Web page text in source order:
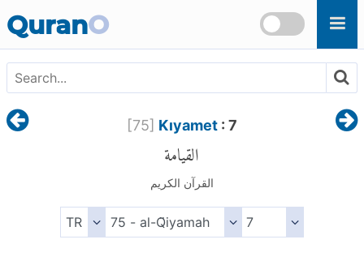
QuranO
[75] Kıyamet: 7
القيامة
القرآن الكريم